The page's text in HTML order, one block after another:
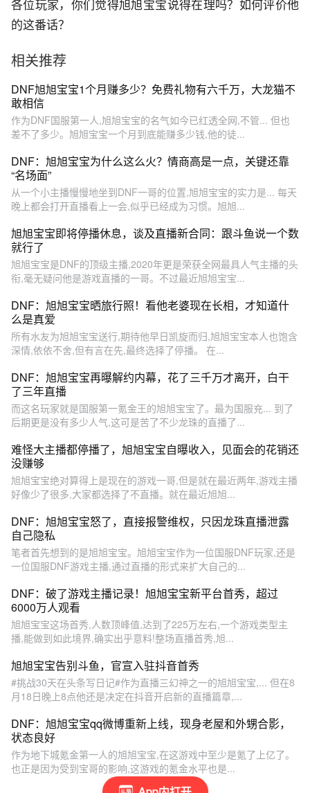
各位玩家，你们觉得旭旭宝宝说得在理吗？如何评价他
的这番话？
相关推荐
DNF旭旭宝宝1个月赚多少？免费礼物有六千万，大龙猫不
敢相信
作为DNF国服第一人,旭旭宝宝的名气如今已红透全网,不管... 但也
差不了多少。旭旭宝宝一个月到底能赚多少钱,他的徒...
DNF：旭旭宝宝为什么这么火？情商高是一点，关键还靠
“名场面”
从一个小主播慢慢地坐到DNF一哥的位置,旭旭宝宝的实力是... 每天
晚上都会打开直播看上一会,似乎已经成为习惯。旭旭...
旭旭宝宝即将停播休息，谈及直播新合同：跟斗鱼说一个数
就行了
旭旭宝宝是DNF的顶级主播,2020年更是荣获全网最具人气主播的头
衔,毫无疑问他是游戏直播的一哥。不过最近旭旭宝宝...
DNF：旭旭宝宝晒旅行照！看他老婆现在长相，才知道什
么是真爱
所有水友为旭旭宝宝送行,期待他早日凯旋而归,旭旭宝宝本人也饱含
深情,依依不舍,但有言在先,最终选择了停播。 在...
DNF：旭旭宝宝再曝解约内幕，花了三千万才离开，白干
了三年直播
而这名玩家就是国服第一氪金王的旭旭宝宝了。最为国服充... 到了
后期更是没有多少人气,这可是苦了不少龙珠的直播了...
难怪大主播都停播了，旭旭宝宝自曝收入，见面会的花销还
没赚够
旭旭宝宝绝对算得上是现在的游戏一哥,但是就在最近两年,游戏主播
好像少了很多,大家都选择了不直播。就在最近旭旭...
DNF：旭旭宝宝怒了，直接报警维权，只因龙珠直播泄露
自己隐私
笔者首先想到的是旭旭宝宝。旭旭宝宝作为一位国服DNF玩家,还是
一位国服DNF游戏主播,通过直播的形式来扩大自己的...
DNF：破了游戏主播记录！旭旭宝宝新平台首秀，超过
6000万人观看
旭旭宝宝这场首秀,人数顶峰值,达到了225万左右,一个游戏类型主
播,能做到如此境界,确实出乎意料!整场直播首秀,旭...
旭旭宝宝告别斗鱼，官宣入驻抖音首秀
#挑战30天在头条写日记#作为直播三幻神之一的旭旭宝宝,... 但在8
月18日晚上8点他还是决定在抖音开启新的直播篇章,...
DNF：旭旭宝宝qq微博重新上线，现身老屋和外甥合影，
状态良好
作为地下城氪金第一人的旭旭宝宝,在这游戏中至少是氪了上亿了。
也正是因为受到宝哥的影响,这游戏的氪金水平也是...